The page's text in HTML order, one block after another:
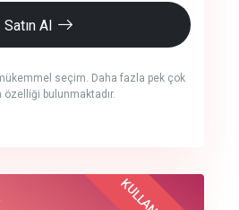
Satın Al
seçim. Daha fazla pek çok
bulunmaktadır.
cync